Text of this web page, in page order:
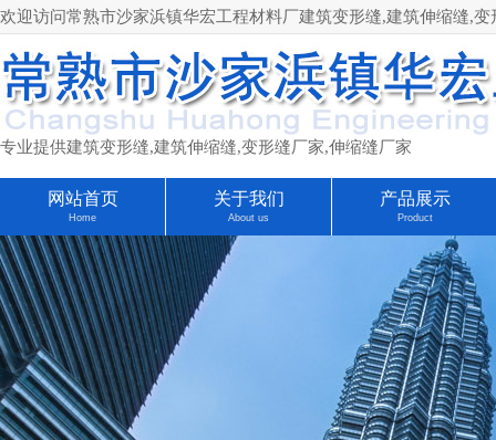
欢迎访问常熟市沙家浜镇华宏工程材料厂建筑变形缝,建筑伸缩缝,
专业提供建筑变形缝,建筑伸缩缝,变形缝厂家,伸缩缝厂家
网站首页
Home
关于我们
About us
产品展示
Product